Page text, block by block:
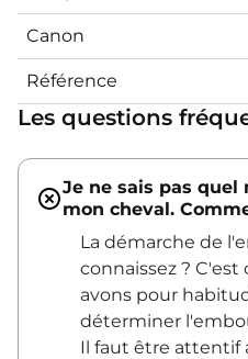
Canon
Référence
Les questions
Je ne sais pas
mon cheval.
La démarche de
connaissez ?
avons pour
déterminer
Il faut être attentif